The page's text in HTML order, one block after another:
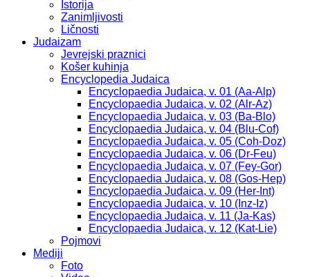
Istorija
Zanimljivosti
Ličnosti
Judaizam
Jevrejski praznici
Košer kuhinja
Encyclopedia Judaica
Encyclopaedia Judaica, v. 01 (Aa-Alp)
Encyclopaedia Judaica, v. 02 (Alr-Az)
Encyclopaedia Judaica, v. 03 (Ba-Blo)
Encyclopaedia Judaica, v. 04 (Blu-Cof)
Encyclopaedia Judaica, v. 05 (Coh-Doz)
Encyclopaedia Judaica, v. 06 (Dr-Feu)
Encyclopaedia Judaica, v. 07 (Fey-Gor)
Encyclopaedia Judaica, v. 08 (Gos-Hep)
Encyclopaedia Judaica, v. 09 (Her-Int)
Encyclopaedia Judaica, v. 10 (Inz-Iz)
Encyclopaedia Judaica, v. 11 (Ja-Kas)
Encyclopaedia Judaica, v. 12 (Kat-Lie)
Pojmovi
Mediji
Foto